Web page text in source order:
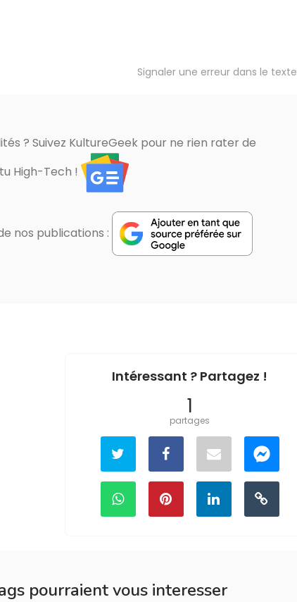
Signaler une erreur dans le texte
? Suivez KultureGeek pour ne rien rater de
High-Tech !
nos publications :
Intéressant ? Partagez !
1
partages
pourraient vous interesser